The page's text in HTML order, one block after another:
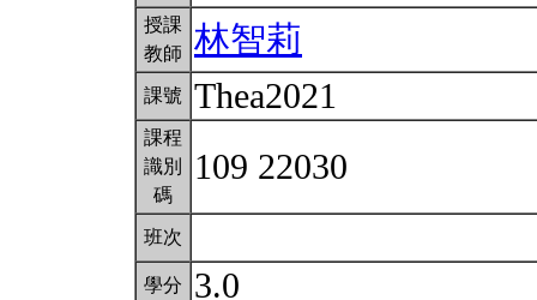
授課
教師
林智莉
課號 Thea2021
課程
識別
碼
109 22030
班次
學分 3.0